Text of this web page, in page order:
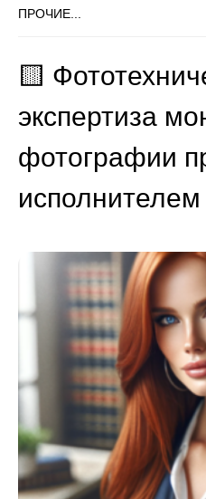
ПРОЧИЕ...
🟨
экспертиза
фотографии
исполнителем